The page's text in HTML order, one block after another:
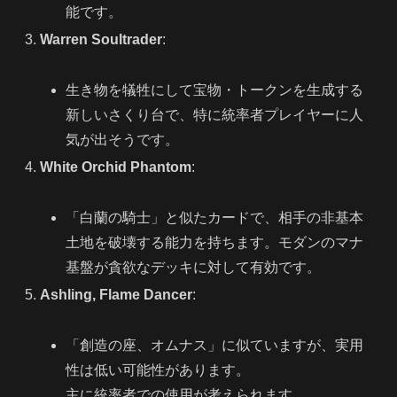
能です。
Warren Soultrader:
生き物を犠牲にして宝物・トークンを生成する
新しいさくり台で、特に統率者プレイヤーに人
気が出そうです。
White Orchid Phantom:
「白蘭の騎士」と似たカードで、相手の非基本
土地を破壊する能力を持ちます。モダンのマナ
基盤が貪欲なデッキに対して有効です。
Ashling, Flame Dancer:
「創造の座、オムナス」に似ていますが、実用
性は低い可能性があります。